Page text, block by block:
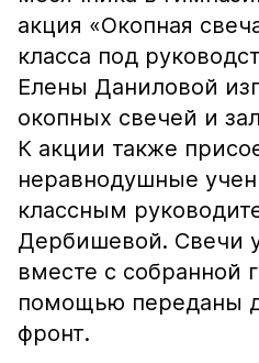
акция «Окопная
класса под
Елены Даниловой
окопных свечей и
К акции также
неравнодушные
классным
Дербишевой. Свечи
вместе с собранной
помощью переданы
фронт.